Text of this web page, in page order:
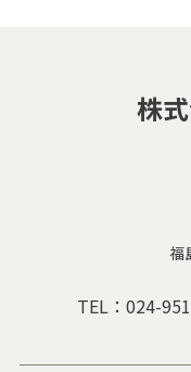
株
福
TEL： 024-